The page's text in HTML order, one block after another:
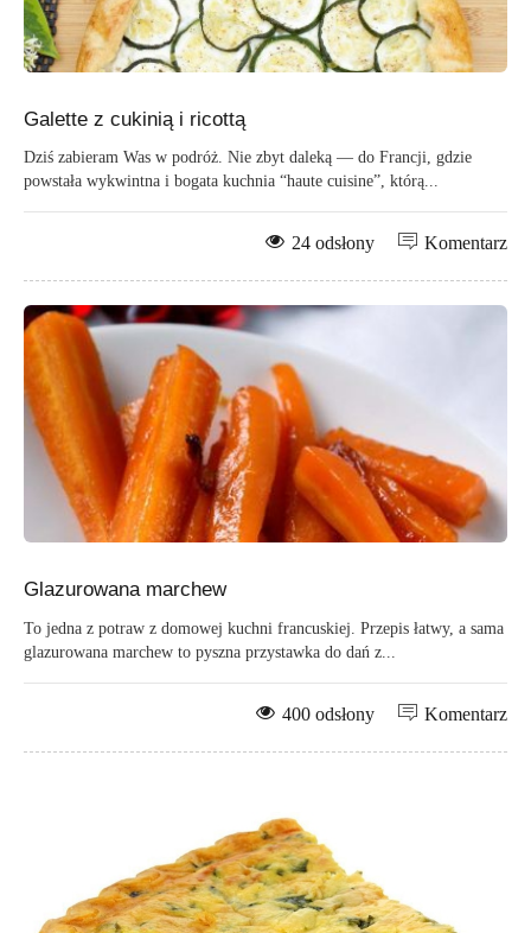
Galette z cukinią i ricottą
Dziś zabieram Was w podróż. Nie zbyt daleką — do Francji, gdzie
powstała wykwintna i bogata kuchnia “haute cuisine”, którą...
Komentarz
24 odsłony
Glazurowana marchew
To jedna z potraw z domowej kuchni francuskiej. Przepis łatwy, a sama
glazurowana marchew to pyszna przystawka do dań z...
Komentarz
400 odsłony